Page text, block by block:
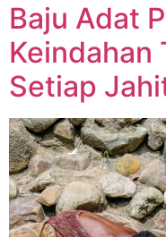
Baju Adat
Keindahan
Setiap